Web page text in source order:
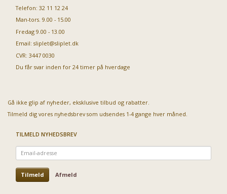
Telefon: 32 11 12 24
Man-tors. 9.00 - 15.00
Fredag 9.00 - 13.00
Email: sliplet@sliplet.dk
CVR: 3447 0030
Du får svar inden for 24 timer på hverdage
Gå ikke glip af nyheder, eksklusive tilbud og rabatter.
Tilmeld dig vores nyhedsbrev som udsendes 1-4 gange hver måned.
TILMELD NYHEDSBREV
Email-
adresse
Tilmeld Afmeld